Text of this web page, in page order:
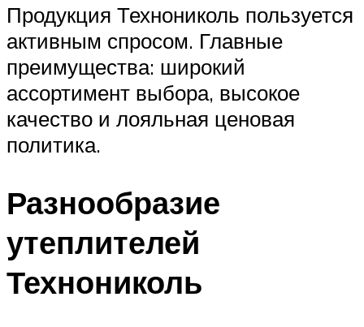
Продукция Технониколь пользуется
активным спросом. Главные
преимущества: широкий
ассортимент выбора, высокое
качество и лояльная ценовая
политика.
Разнообразие
утеплителей
Технониколь